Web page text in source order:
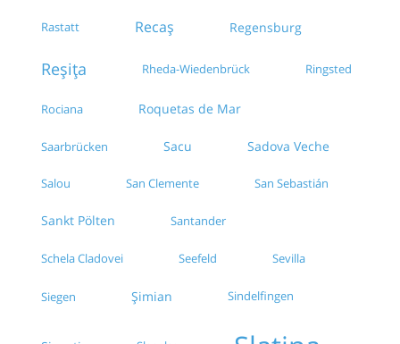
Rastatt Recaș Regensburg
Reșița Rheda-Wiedenbrück Ringsted
Rociana Roquetas de Mar
Saarbrücken Sacu Sadova Veche
Salou San Clemente San Sebastián
Sankt Pölten Santander
Schela Cladovei Seefeld Sevilla
Siegen Șimian Sindelfingen